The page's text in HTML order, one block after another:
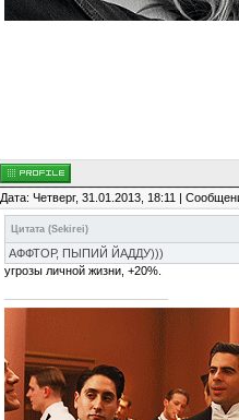
Дата: Четверг, 31.01.2013, 18:11 |
Цитата (Sekirei)
АФФТОР, ПЫПИЙ ЙАДДУ)))
угрозы личной жизни, +20%.